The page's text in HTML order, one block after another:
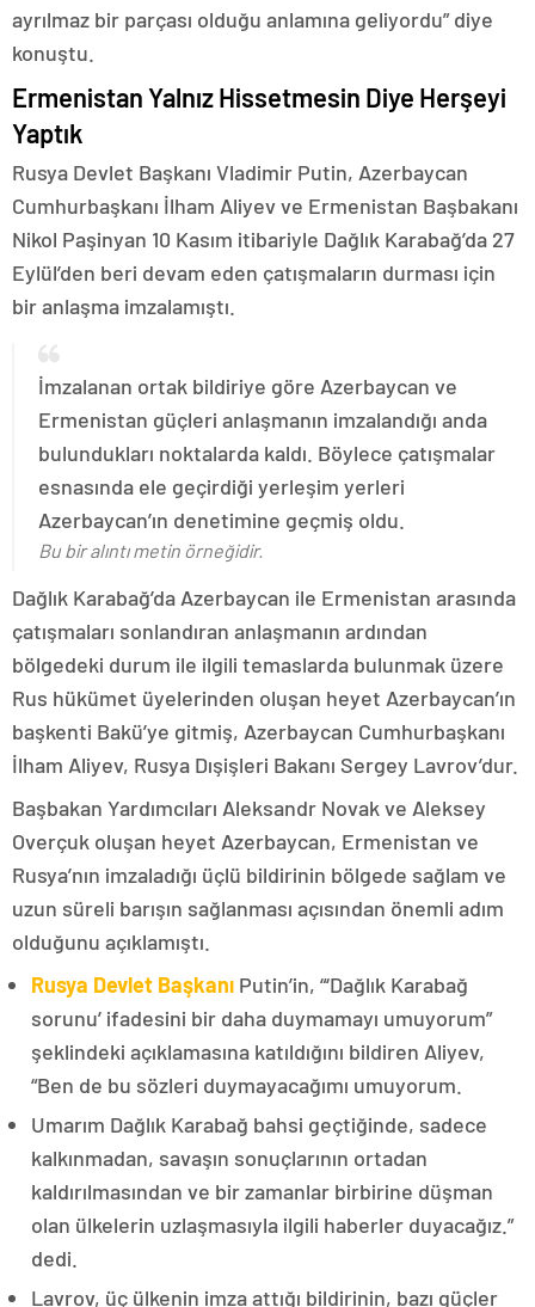
ayrılmaz bir parçası olduğu anlamına geliyordu” diye
konuştu.
Ermenistan Yalnız Hissetmesin Diye Herşeyi
Yaptık
Rusya Devlet Başkanı Vladimir Putin, Azerbaycan
Cumhurbaşkanı İlham Aliyev ve Ermenistan Başbakanı
Nikol Paşinyan 10 Kasım itibariyle Dağlık Karabağ’da 27
Eylül’den beri devam eden çatışmaların durması için
bir anlaşma imzalamıştı.
İmzalanan ortak bildiriye göre Azerbaycan ve
Ermenistan güçleri anlaşmanın imzalandığı anda
bulundukları noktalarda kaldı. Böylece çatışmalar
esnasında ele geçirdiği yerleşim yerleri
Azerbaycan’ın denetimine geçmiş oldu.
Bu bir alıntı metin örneğidir.
Dağlık Karabağ’da Azerbaycan ile Ermenistan arasında
çatışmaları sonlandıran anlaşmanın ardından
bölgedeki durum ile ilgili temaslarda bulunmak üzere
Rus hükümet üyelerinden oluşan heyet Azerbaycan’ın
başkenti Bakü’ye gitmiş, Azerbaycan Cumhurbaşkanı
İlham Aliyev, Rusya Dışişleri Bakanı Sergey Lavrov’dur.
Başbakan Yardımcıları Aleksandr Novak ve Aleksey
Overçuk oluşan heyet Azerbaycan, Ermenistan ve
Rusya’nın imzaladığı üçlü bildirinin bölgede sağlam ve
uzun süreli barışın sağlanması açısından önemli adım
olduğunu açıklamıştı.
Rusya Devlet Başkanı Putin’in, “‘Dağlık Karabağ
sorunu’ ifadesini bir daha duymamayı umuyorum”
şeklindeki açıklamasına katıldığını bildiren Aliyev,
“Ben de bu sözleri duymayacağımı umuyorum.
Umarım Dağlık Karabağ bahsi geçtiğinde, sadece
kalkınmadan, savaşın sonuçlarının ortadan
kaldırılmasından ve bir zamanlar birbirine düşman
olan ülkelerin uzlaşmasıyla ilgili haberler duyacağız.”
dedi.
Lavrov, üç ülkenin imza attığı bildirinin, bazı güçler